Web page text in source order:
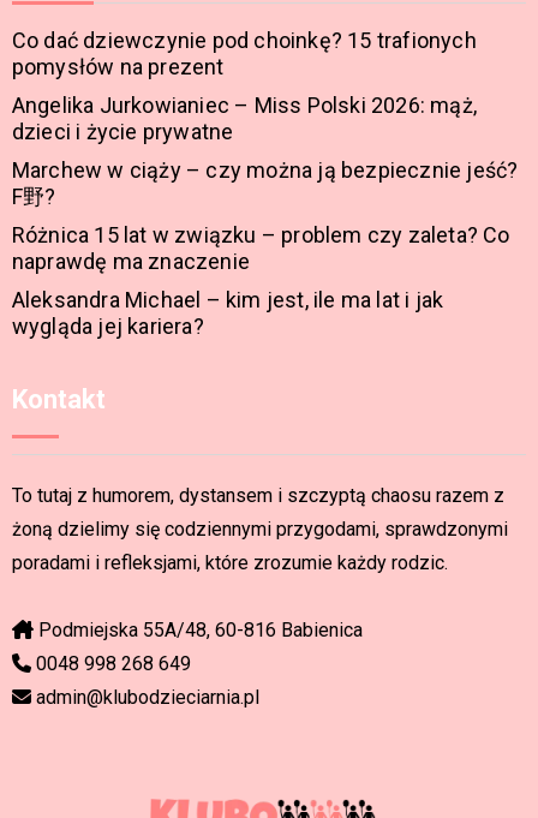
Co dać dziewczynie pod choinkę? 15 trafionych
pomysłów na prezent
Angelika Jurkowianiec – Miss Polski 2026: mąż,
dzieci i życie prywatne
Marchew w ciąży – czy można ją bezpiecznie jeść?
F野?
Różnica 15 lat w związku – problem czy zaleta? Co
naprawdę ma znaczenie
Aleksandra Michael – kim jest, ile ma lat i jak
wygląda jej kariera?
Kontakt
To tutaj z humorem, dystansem i szczyptą chaosu razem z
żoną dzielimy się codziennymi przygodami, sprawdzonymi
poradami i refleksjami, które zrozumie każdy rodzic.
Podmiejska 55A/48, 60-816 Babienica
0048 998 268 649
admin@klubodzieciarnia.pl